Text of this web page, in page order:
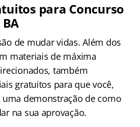
para Concurso
de mudar vidas. Além dos
materiais de máxima
também
gratuitos para que você,
demonstração de como
na sua aprovação.